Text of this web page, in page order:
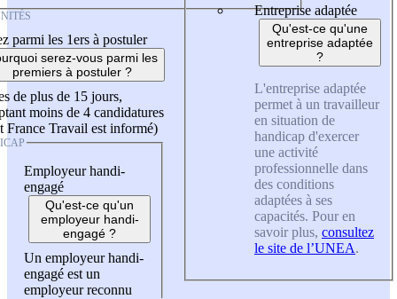
parmi les 1ers à postuler
serez-vous parmi les
premiers à postuler ?
de plus de 15 jours,
moins de 4 candidatures
France Travail est informé)
Employeur handi-
engagé
Qu'est-ce qu'un
employeur handi-
engagé ?
Un employeur handi-
engagé est un
employeur reconnu
Entreprise adaptée
Qu'est-ce qu'une
entreprise adaptée
?
L'entreprise adaptée
permet à un travailleur
en situation de
handicap d'exercer
une activité
professionnelle dans
des conditions
adaptées à ses
capacités. Pour en
savoir plus, consultez
le site de l’UNEA.